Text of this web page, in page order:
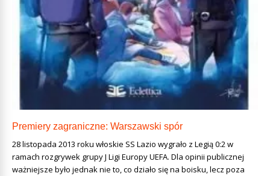
Premiery zagraniczne: Warszawski spór
28 listopada 2013 roku włoskie SS Lazio wygrało z Legią 0:2 w
ramach rozgrywek grupy J Ligi Europy UEFA. Dla opinii publicznej
ważniejsze było jednak nie to, co działo się na boisku, lecz poza